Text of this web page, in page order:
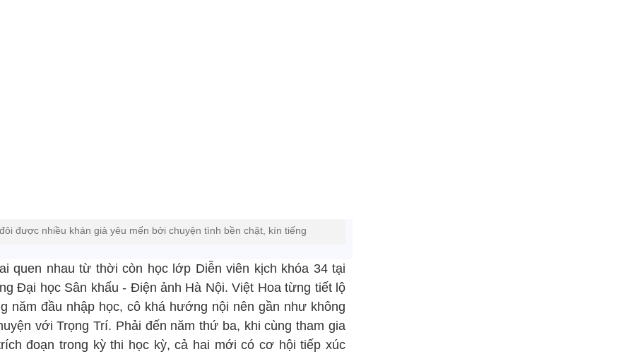
được nhiều khán giả yêu mến bởi chuyện tình bền chặt, kín tiếng
quen nhau từ thời còn học lớp Diễn viên kịch khóa 34 tại
Đại học Sân khấu - Điện ảnh Hà Nội. Việt Hoa từng tiết lộ
năm đầu nhập học, cô khá hướng nội nên gần như không
với Trọng Trí. Phải đến năm thứ ba, khi cùng tham gia
đoạn trong kỳ thi học kỳ, cả hai mới có cơ hội tiếp xúc